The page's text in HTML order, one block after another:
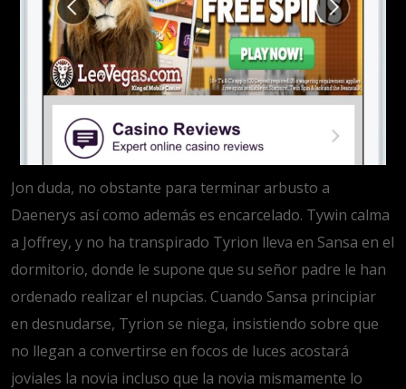
Jon duda, no obstante para terminar arbusto a
Daenerys así­ como además es encarcelado. Tywin calma
a Joffrey, y no ha transpirado Tyrion lleva en Sansa en el
dormitorio, donde le supone que su señor padre le han
ordenado realizar el nupcias. Cuando Sansa principiar
en desnudarse, Tyrion se niega, insistiendo sobre que
no llegan a convertirse en focos de luces acostará
joviales la novia incluso que la novia mismamente lo